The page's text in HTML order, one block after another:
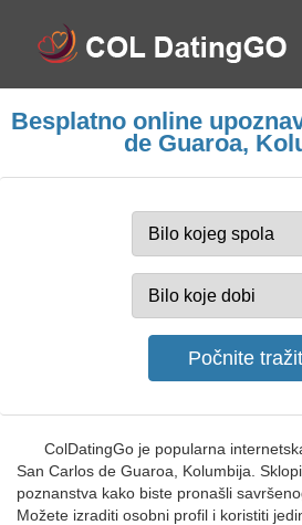
Besplatno online
de Guaroa,
ColDatingGo je popularna
San Carlos de Guaroa, Kolumbija.
poznanstva kako biste pronašli
Možete izraditi osobni profil i koristiti